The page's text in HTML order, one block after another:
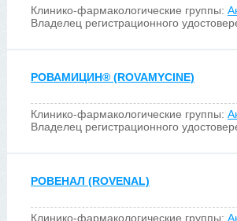
Клинико-фармакологические группы:
Владелец регистрационного
РОВАМИЦИН® (ROVAMYCINE)
Клинико-фармакологические группы:
Владелец регистрационного
РОВЕНАЛ (ROVENAL)
Клинико-фармакологические группы: